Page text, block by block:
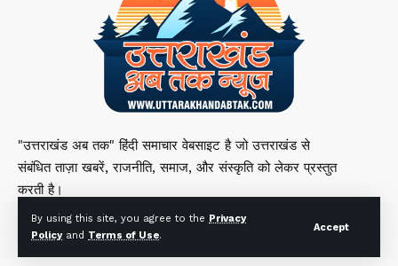
By using this site, you agree to the Privacy
Policyand Terms of Use.
Accept
"उत्तराखंड अब तक" हिंदी समाचार वेबसाइट है जो उत्तराखंड से
संबंधित ताज़ा खबरें, राजनीति, समाज, और संस्कृति को लेकर प्रस्तुत
करती है।